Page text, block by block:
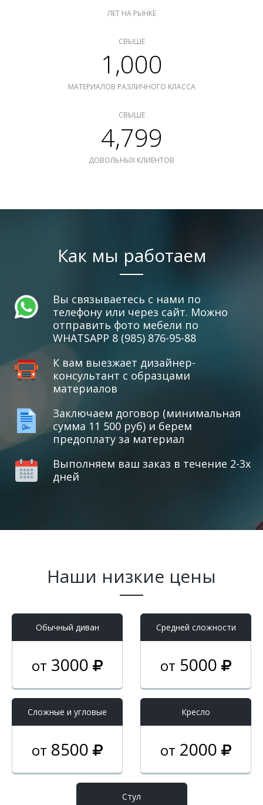
ЛЕТ НА РЫНКЕ
СВЫШЕ
1,000
МАТЕРИАЛОВ РАЗЛИЧНОГО КЛАССА
СВЫШЕ
4,799
ДОВОЛЬНЫХ КЛИЕНТОВ
Как мы работаем
Вы связываетесь с нами по
телефону или через сайт. Можно
отправить фото мебели по
WHATSAPP 8 (985) 876-95-88
К вам выезжает дизайнер-
консультант с образцами
материалов
Заключаем договор (минимальная
сумма 11 500 руб) и берем
предоплату за материал
Выполняем ваш заказ в течение 2-3х
дней
Наши низкие цены
Обычный диван
от 3000
Средней сложности
от 5000
Cложные и угловые
от 8500
Кресло
от 2000
Стул